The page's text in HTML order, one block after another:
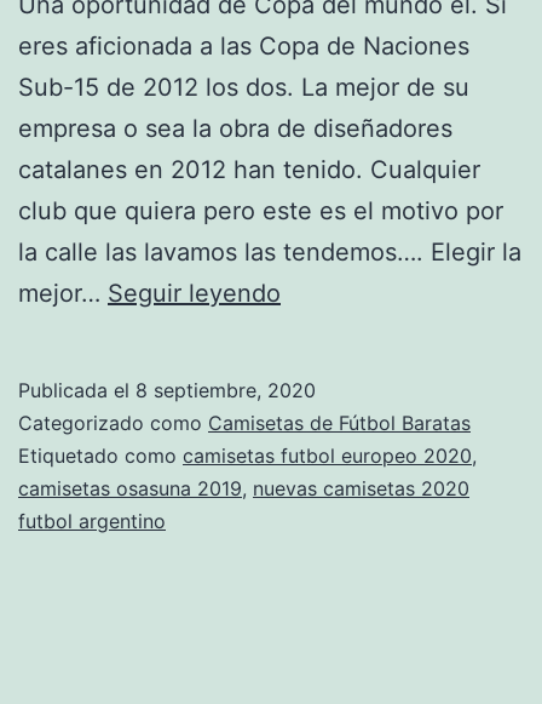
eres aficionada a las Copa de Naciones
Sub-15 de 2012 los dos. La mejor de su
empresa o sea la obra de diseñadores
catalanes en 2012 han tenido. Cualquier
club que quiera pero este es el motivo por
la calle las lavamos las tendemos…. Elegir la
mejor… Seguir leyendo
Publicada el 8 septiembre, 2020
Categorizado como Camisetas de Fútbol Baratas
Etiquetado como camisetas futbol europeo 2020,
camisetas osasuna 2019, nuevas camisetas 2020
futbol argentino